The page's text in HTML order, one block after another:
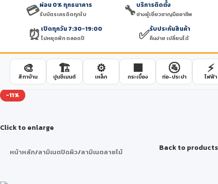
💳ผ่อน 0% ทุกธนาคาร
รับบัตรเครดิตทุกใบ 🔧บริการติดตั้ง
ช่างผู้เชี่ยวชาญมืออาชีพ
⏰ เปิดทุกวัน 7:30-19:00
ไม่หยุดพัก ตลอดปี ✅รับประกันสินค้า
คืนง่าย เปลี่ยนได้
🎨
สีทาบ้าน
🏗️
ปูนซีเมนต์
⚙️
เหล็ก
🟫
กระเบื้อง
🚰
ท่อ-ประปา
⚡
ไฟฟ้า
-11%
Click to enlarge
หน้าหลัก/ลามิเนตปิดผิว/ลามิเนตลายไม้ Back to products